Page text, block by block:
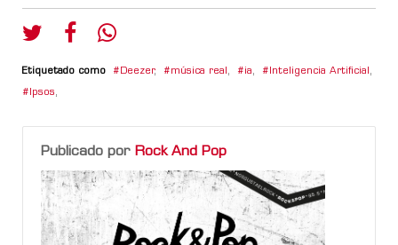
Etiquetado como Deezer, música real , ia, Inteligencia Artificial ,
Ipsos,
Publicado por Rock And Pop